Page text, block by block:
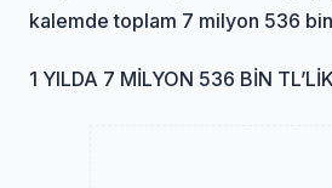
kalemde toplam 7 milyon 536 bin
1 YILDA 7 MİLYON 536 BİN